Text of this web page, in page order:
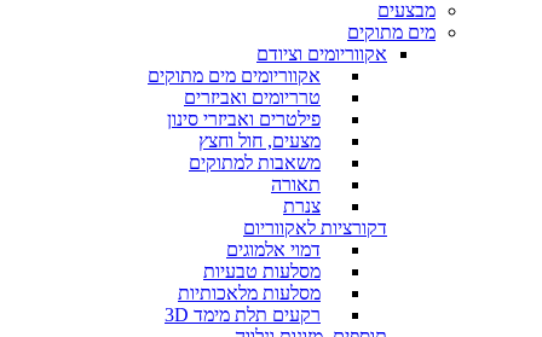
מבצעים
מים מתוקים
אקווריומים וציודם
אקווריומים מים מתוקים
טרריומים ואביזרים
פילטרים ואביזרי סינון
מצעים, חול וחצץ
משאבות למתוקים
תאורה
צנרת
דקורציות לאקווריום
דמוי אלמוגים
מסלעות טבעיות
מסלעות מלאכותיות
רקעים תלת מימד 3D